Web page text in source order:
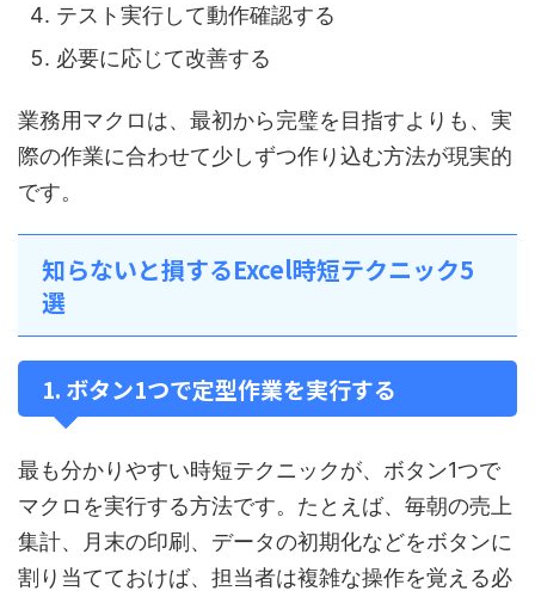
テスト実行して動作確認する
必要に応じて改善する
業務用マクロは、最初から完璧を目指すよりも、実
際の作業に合わせて少しずつ作り込む方法が現実的
です。
知らないと損するExcel時短テクニック5
選
1. ボタン1つで定型作業を実行する
最も分かりやすい時短テクニックが、ボタン1つで
マクロを実行する方法です。たとえば、毎朝の売上
集計、月末の印刷、データの初期化などをボタンに
割り当てておけば、担当者は複雑な操作を覚える必